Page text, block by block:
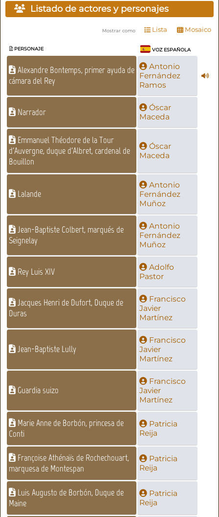
Listado de actores y personajes
Mostrar como Lista Mosaico
PERSONAJE VOZ ESPAÑOLA
Alexandre Bontemps, primer ayuda de
cámara del Rey
Antonio
Fernández
Ramos
Narrador
Óscar
Maceda
Emmanuel Théodore de la Tour
d'Auvergne, duque d'Albret, cardenal de
Bouillon
Óscar
Maceda
Lalande
Antonio
Fernández
Muñoz
Jean-Baptiste Colbert, marqués de
Seignelay
Antonio
Fernández
Muñoz
Rey Luis XIV
Adolfo
Pastor
Jacques Henri de Dufort, Duque de
Duras
Francisco
Javier
Martínez
Jean-Baptiste Lully
Francisco
Javier
Martínez
Guardia suizo
Francisco
Javier
Martínez
Marie Anne de Borbón, princesa de
Conti
Patricia
Reija
Françoise Athénaïs de Rochechouart,
marquesa de Montespan
Patricia
Reija
Luis Augusto de Borbón, Duque de
Maine
Patricia
Reija